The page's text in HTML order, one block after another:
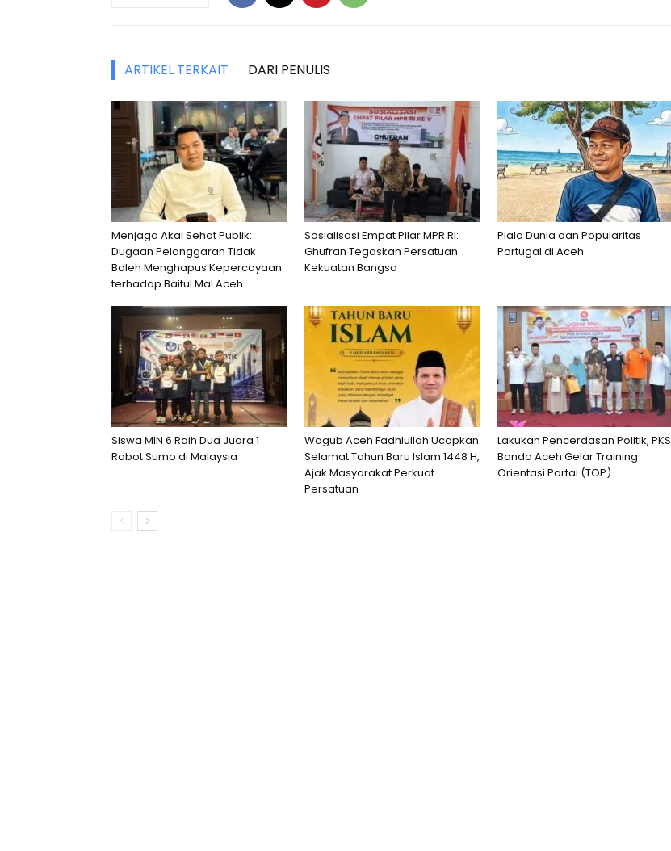
ARTIKEL TERKAIT DARI PENULIS
Menjaga Akal Sehat Publik:
Dugaan Pelanggaran Tidak
Boleh Menghapus Kepercayaan
terhadap Baitul Mal Aceh
Sosialisasi Empat Pilar MPR RI:
Ghufran Tegaskan Persatuan
Kekuatan Bangsa
Piala Dunia dan Popularitas
Portugal di Aceh
Siswa MIN 6 Raih Dua Juara 1
Robot Sumo di Malaysia
Wagub Aceh Fadhlullah Ucapkan
Selamat Tahun Baru Islam 1448 H,
Ajak Masyarakat Perkuat
Persatuan
Lakukan Pencerdasan Politik, PKS
Banda Aceh Gelar Training
Orientasi Partai (TOP)